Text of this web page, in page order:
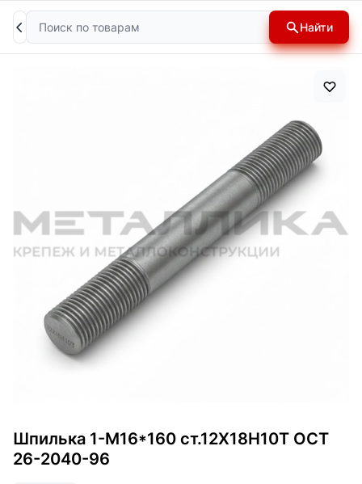
Поиск Найти
Шпилька 1-М16*160 ст.12Х18Н10Т ОСТ
26-2040-96